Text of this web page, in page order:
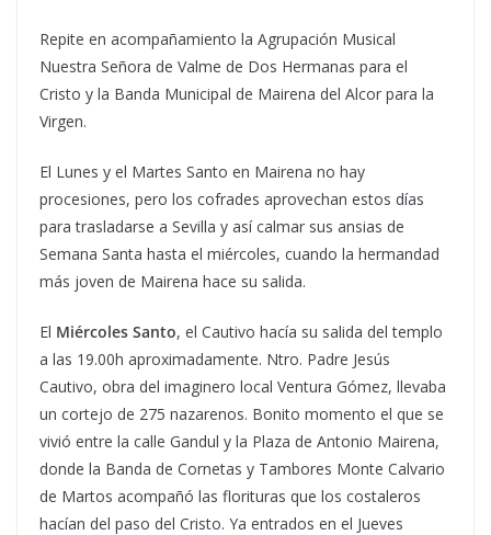
Repite en acompañamiento la Agrupación Musical
Nuestra Señora de Valme de Dos Hermanas para el
Cristo y la Banda Municipal de Mairena del Alcor para la
Virgen.
El Lunes y el Martes Santo en Mairena no hay
procesiones, pero los cofrades aprovechan estos días
para trasladarse a Sevilla y así calmar sus ansias de
Semana Santa hasta el miércoles, cuando la hermandad
más joven de Mairena hace su salida.
El Miércoles Santo, el Cautivo hacía su salida del templo
a las 19.00h aproximadamente. Ntro. Padre Jesús
Cautivo, obra del imaginero local Ventura Gómez, llevaba
un cortejo de 275 nazarenos. Bonito momento el que se
vivió entre la calle Gandul y la Plaza de Antonio Mairena,
donde la Banda de Cornetas y Tambores Monte Calvario
de Martos acompañó las florituras que los costaleros
hacían del paso del Cristo. Ya entrados en el Jueves